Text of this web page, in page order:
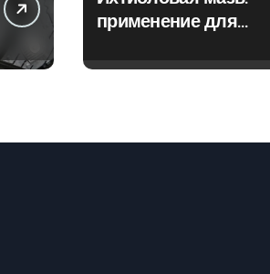
применение для